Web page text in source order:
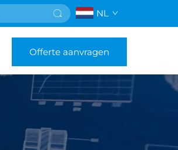
NL
Offerte aanvragen